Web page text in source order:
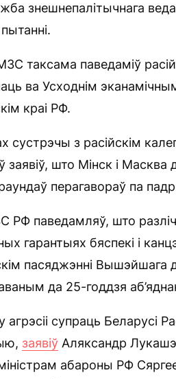
знешнепалітычнага
МЗС таксама паведаміў
ва Усходнім
краі РФ.
сустрэчы з расійскім
што Мінск і Масква
перагавораў па
РФ паведамляў, што
гарантыях бяспекі і
пасяджэнні
да 25-годдзя
агрэсіі супраць Беларусі
заявіў Аляксандр
абароны РФ